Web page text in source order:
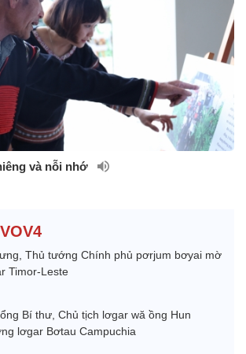
và nỗi nhớ
Thủ tướng Chính phủ pơrjum bơyai mờ
Timor-Leste
Bí thư, Chủ tịch lơgar wă ồng Hun
lơgar Bơtau Campuchia